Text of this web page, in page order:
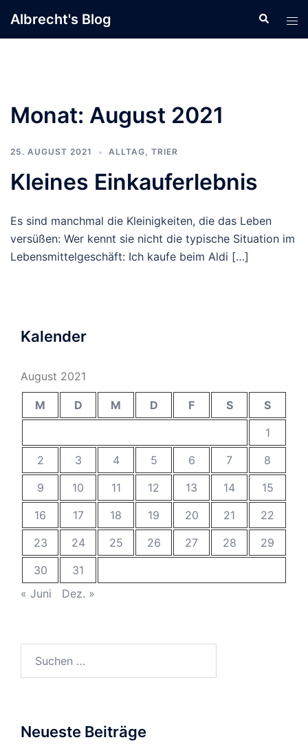
Inhalt
Albrecht's Blog Suche
Monat: August 2021
25. AUGUST 2021 ALLTAG, TRIER
Kleines Einkauferlebnis
Es sind manchmal die Kleinigkeiten, die das Leben
versüßen: Wer kennt sie nicht die typische Situation im
Lebensmittelgeschäft: Ich kaufe beim Aldi […]
Kalender
August 2021
M D M D F S
S
1
2
3 4 5 6 7
8
9
10 11 12 13 14
15
16
17 18 19 20 21
22
23
24 25 26 27 28
29
30
31
« Juni
Dez. »
Neueste Beiträge